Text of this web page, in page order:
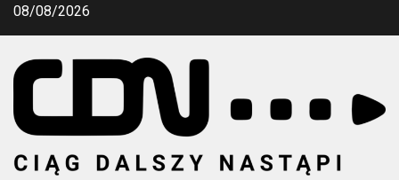
Przejdź
08/08/2026